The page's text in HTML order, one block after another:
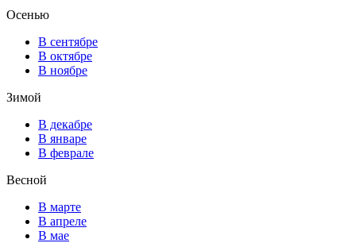
Осенью
В сентябре
В октябре
В ноябре
Зимой
В декабре
В январе
В феврале
Весной
В марте
В апреле
В мае